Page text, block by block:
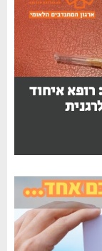
איחוד